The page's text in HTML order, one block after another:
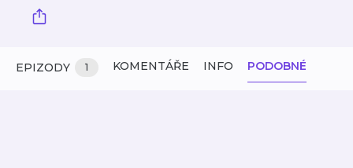
EPIZODY 1 KOMENTÁŘE INFO PODOBNÉ